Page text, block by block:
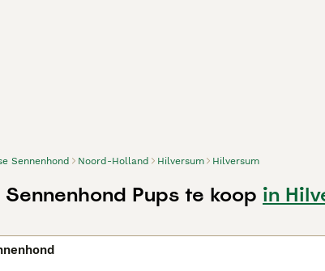
Sennenhond Noord-Holland Hilversum Hilversum
Pups te koop in